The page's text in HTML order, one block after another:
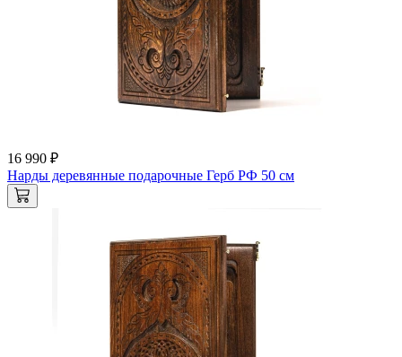
16 990 ₽
Нарды деревянные подарочные Герб РФ 50 см